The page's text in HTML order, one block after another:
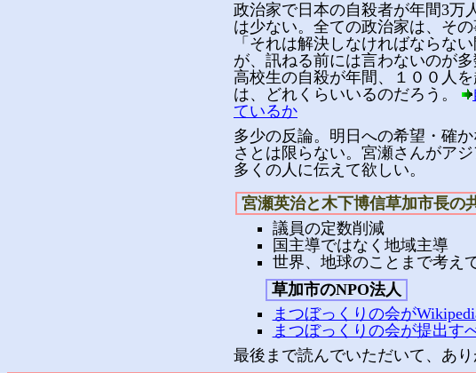
政治家で日本の自殺者が年間3万
は少ない。全ての政治家は、そ
「それは解決しなければならな
が、訊ねる前には言わないのが多
高校生の自殺が年間、１００人
は、どれくらいいるのだろう。
ているか
多少の反論。明日への希望・確
さとは限らない。宮瀬さんがア
多くの人に伝えて欲しい。
宮瀬英治と木下博信草加市長の
議員の定数削減
国主導ではなく地域主導
世界、地球のことまで考え
草加市のNPO法人
まつぼっくりの会が
まつぼっくりの会が提出す
最後まで読んでいただいて、あり